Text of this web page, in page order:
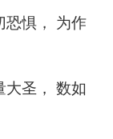
惧， 为作
圣， 数如